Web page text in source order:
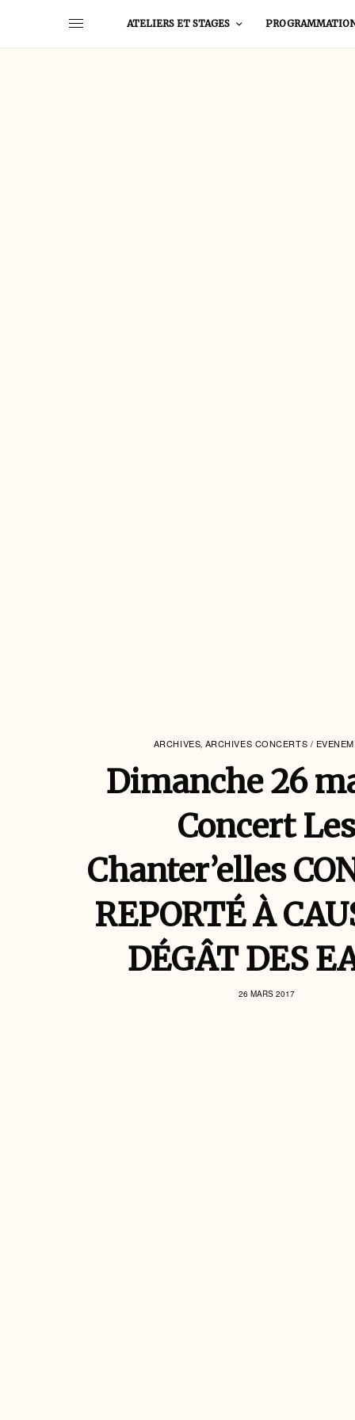
ATELIERS ET STAGES
ARCHIVES, ARCHIVES CONCERTS /
Dimanche 26
Concert Les
Chanter’elles
REPORTÉ À
DÉGÂT DES
26 MARS 2017